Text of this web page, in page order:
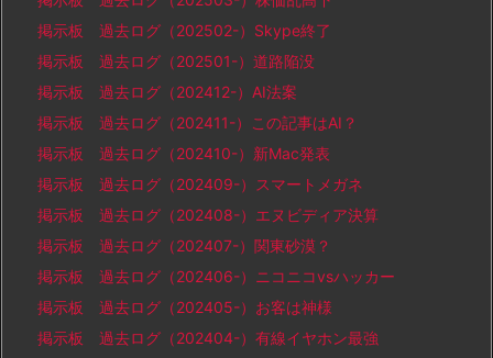
掲示板 過去ログ（202502-）Skype終了
掲示板 過去ログ（202501-）道路陥没
掲示板 過去ログ（202412-）AI法案
掲示板 過去ログ（202411-）この記事はAI？
掲示板 過去ログ（202410-）新Mac発表
掲示板 過去ログ（202409-）スマートメガネ
掲示板 過去ログ（202408-）エヌビディア決算
掲示板 過去ログ（202407-）関東砂漠？
掲示板 過去ログ（202406-）ニコニコvsハッカー
掲示板 過去ログ（202405-）お客は神様
掲示板 過去ログ（202404-）有線イヤホン最強